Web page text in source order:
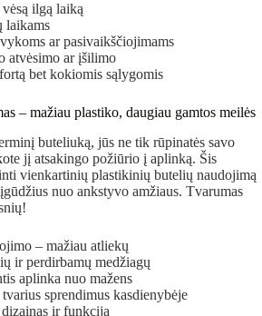
ilgą laiką
laikams
ar pasivaikščiojimams
atvėsimo ar įšilimo
bet kokiomis sąlygomis
– mažiau plastiko, daugiau gamtos meilės
buteliuką, jūs ne tik rūpinatės savo
jį atsakingo požiūrio į aplinką. Šis
vienkartinių plastikinių butelių naudojimą
nuo ankstyvo amžiaus. Tvarumas
– mažiau atliekų
ir perdirbamų medžiagų
aplinka nuo mažens
sprendimus kasdienybėje
ir funkcija